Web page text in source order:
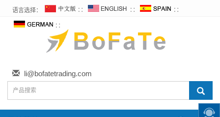
语言选择： ∷ ∷ ∷
∷
li@bofatetrading.com